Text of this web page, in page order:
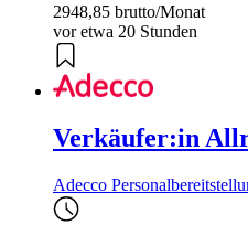
2948,85 brutto/Monat
vor etwa 20 Stunden
Verkäufer:in
Adecco